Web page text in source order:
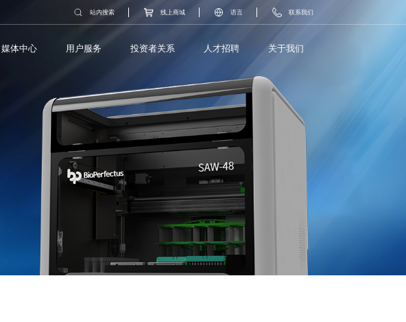
媒体中心 用户服务 投资者关系 人才招聘 关于我们
站内搜索 线上商城 语言 联系我们